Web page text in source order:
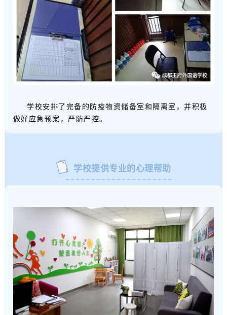
学校安排了完备的防疫物资储备室和隔离室，并积极
做好应急预案，严防严控。
学校提供专业的心理帮助